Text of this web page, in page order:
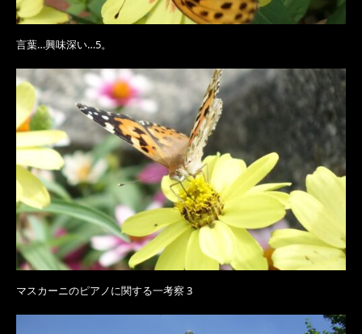
言葉…興味深い…5。
マスカーニのピアノに関する一考察 3